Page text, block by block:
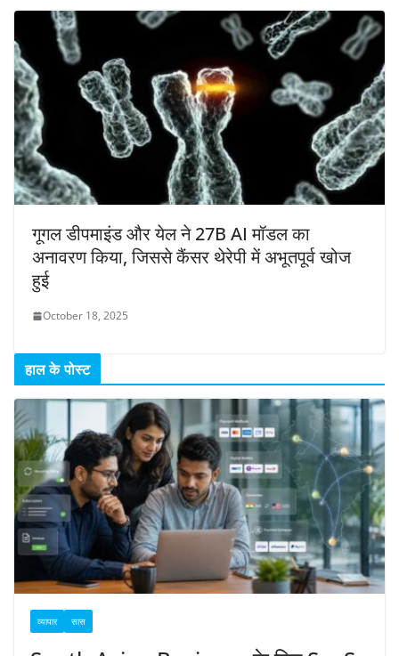
गूगल डीपमाइंड और येल ने 27B AI मॉडल का
अनावरण किया, जिससे कैंसर थेरेपी में अभूतपूर्व खोज
हुई
October 18, 2025
हाल के पोस्ट
व्यापार सास